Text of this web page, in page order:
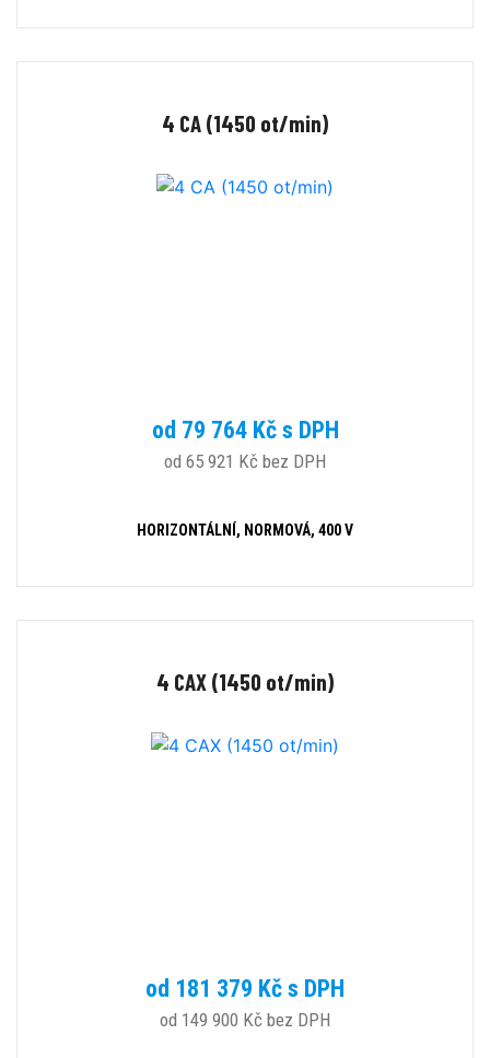
4 CA (1450 ot/min)
od 79 764 Kč s DPH
od 65 921 Kč bez DPH
HORIZONTÁLNÍ, NORMOVÁ, 400 V
4 CAX (1450 ot/min)
od 181 379 Kč s DPH
od 149 900 Kč bez DPH